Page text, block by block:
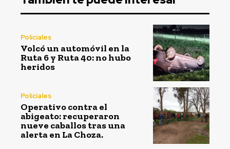
Policiales
Volcó un automóvil en la
Ruta 6 y Ruta 40: no hubo
heridos
Policiales
Operativo contra el
abigeato: recuperaron
nueve caballos tras una
alerta en La Choza.